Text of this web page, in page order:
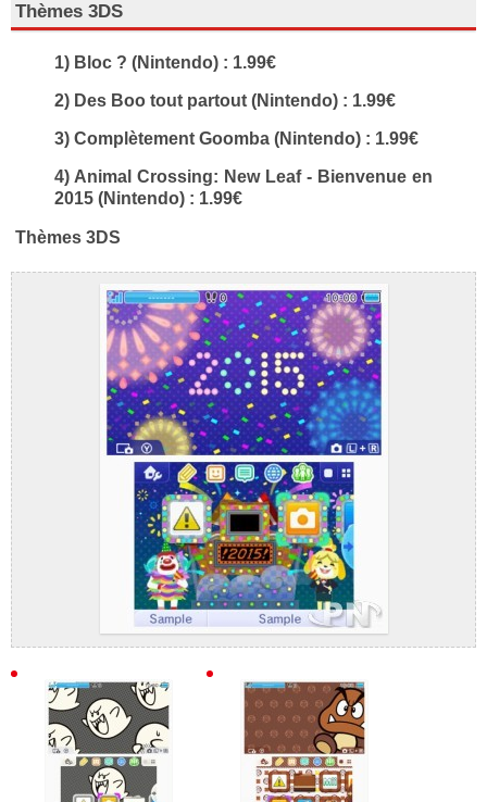
Thèmes 3DS
1) Bloc ? (Nintendo) : 1.99€
2) Des Boo tout partout (Nintendo) : 1.99€
3) Complètement Goomba (Nintendo) : 1.99€
4) Animal Crossing: New Leaf - Bienvenue en
2015 (Nintendo) : 1.99€
Thèmes 3DS